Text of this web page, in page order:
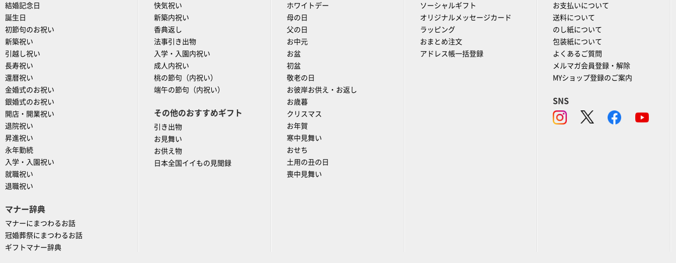
結婚記念日
誕生日
初節句のお祝い
新築祝い
引越し祝い
長寿祝い
還暦祝い
金婚式のお祝い
銀婚式のお祝い
開店・開業祝い
退院祝い
昇進祝い
永年勤続
入学・入園祝い
就職祝い
退職祝い
マナー辞典
マナーにまつわるお話
冠婚葬祭にまつわるお話
ギフトマナー辞典
快気祝い
新築内祝い
香典返し
法事引き出物
入学・入園内祝い
成人内祝い
桃の節句（内祝い）
端午の節句（内祝い）
その他のおすすめギフト
引き出物
お見舞い
お供え物
日本全国イイもの見聞録
ホワイトデー
母の日
父の日
お中元
お盆
初盆
敬老の日
お彼岸お供え・お返し
お歳暮
クリスマス
お年賀
寒中見舞い
おせち
土用の丑の日
喪中見舞い
ソーシャルギフト
オリジナルメッセージカード
ラッピング
おまとめ注文
アドレス帳一括登録
お支払いについて
送料について
のし紙について
包装紙について
よくあるご質問
メルマガ会員登録・解除
MYショップ登録のご案内
SNS